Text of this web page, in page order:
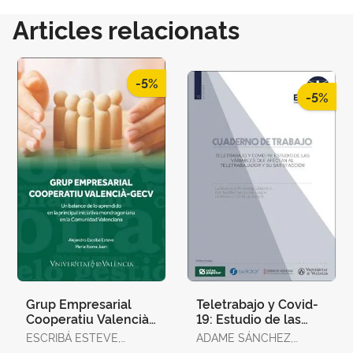
Articles relacionats
-5%
Grup Empresarial
Cooperatiu Valencià-
Gecv
ESCRIBÁ ESTEVE,
-5%
Teletrabajo y Covid-
19: Estudio de las
Variables que
Afectan Al
ADAME SÁNCHEZ,